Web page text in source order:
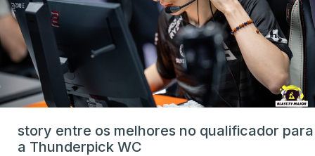
story entre os melhores no qualificador para
a Thunderpick WC